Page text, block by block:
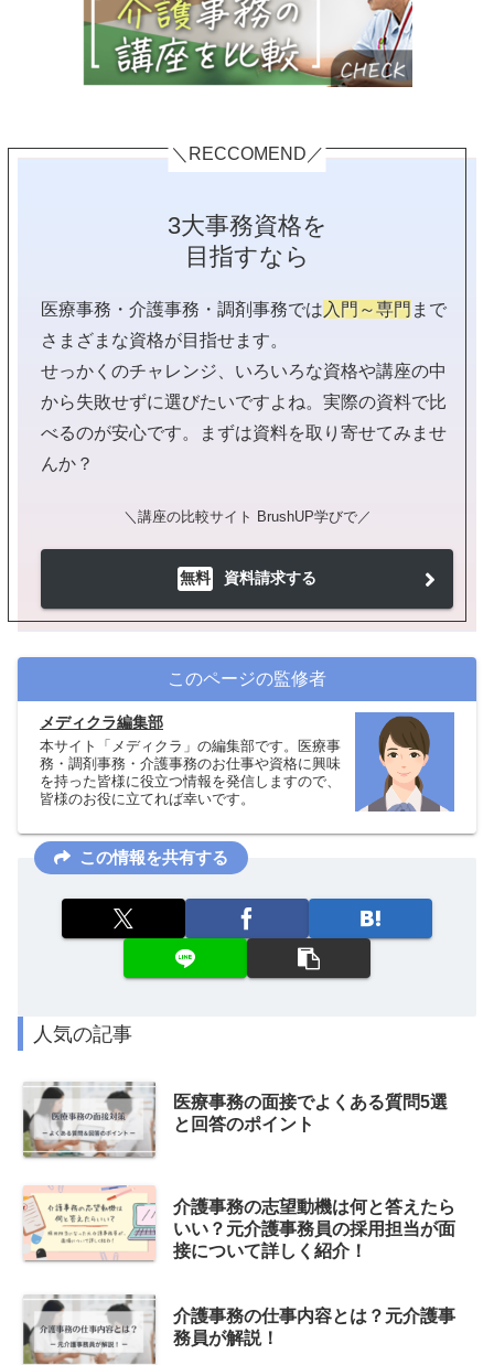
＼RECCOMEND／
3大事務資格を
目指すなら
医療事務・介護事務・調剤事務では 入門～専門 まで
さまざまな資格が目指せます。
せっかくのチャレンジ、いろいろな資格や講座の中
から失敗せずに選びたいですよね。実際の資料で比
べるのが安心です。まずは資料を取り寄せてみませ
んか？
＼講座の比較サイト BrushUP学びで／
無料 資料請求する
このページの監修者
メディクラ編集部
本サイト「メディクラ」の編集部です。医療事
務・調剤事務・介護事務のお仕事や資格に興味
を持った皆様に役立つ情報を発信しますので、
皆様のお役に立てれば幸いです。
この情報を共有する
人気の記事
医療事務の面接でよくある質問5選
と回答のポイント
介護事務の志望動機は何と答えたら
いい？元介護事務員の採用担当が面
接について詳しく紹介！
介護事務の仕事内容とは？元介護事
務員が解説！